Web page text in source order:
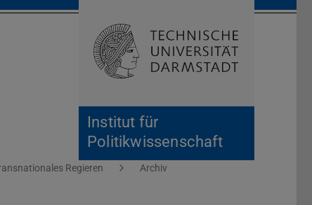
Institut für
Politikwissenschaft
Suche öffnen
Regieren Archiv